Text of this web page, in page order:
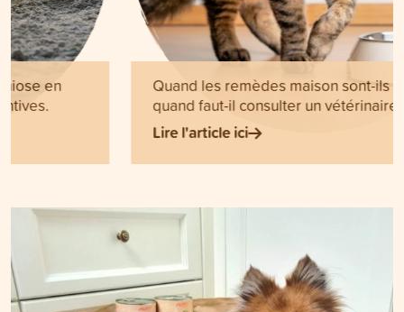
Quand les remèdes maison sont-ils efficaces et
quand faut-il consulter un vétérinaire ?